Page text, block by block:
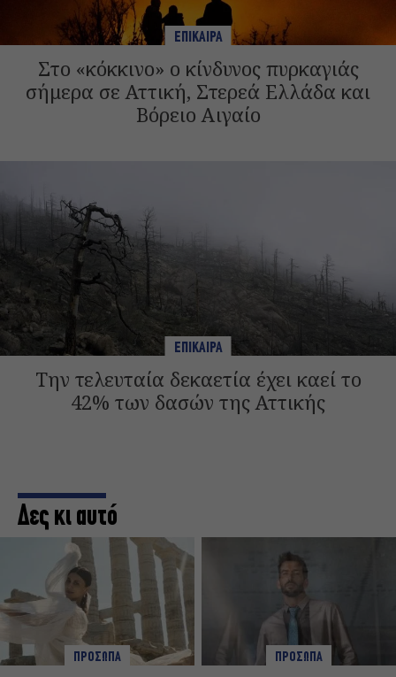
ΕΠΙΚΑΙΡΑ
Στο «κόκκινο» ο κίνδυνος πυρκαγιάς
σήμερα σε Αττική, Στερεά Ελλάδα και
Βόρειο Αιγαίο
ΕΠΙΚΑΙΡΑ
Την τελευταία δεκαετία έχει καεί το
42% των δασών της Αττικής
Δες κι αυτό
ΠΡΟΣΩΠΑ ΠΡΟΣΩΠΑ